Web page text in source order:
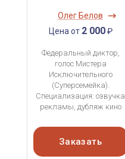
Олег Белов
Цена от 2 000₽
Федеральный диктор,
голос Мистера
Исключительного
(Суперсемейка).
Специализация: озвучка
рекламы, дубляж кино
Заказать